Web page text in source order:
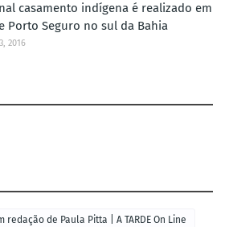
casamento indígena é realizado em
Porto Seguro no sul da Bahia
2016
redação de Paula Pitta | A TARDE On Line